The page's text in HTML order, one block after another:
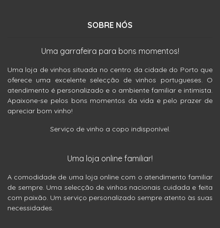
SOBRE NÓS
Uma garrafeira para bons momentos!
Uma loja de vinhos situada no centro da cidade do Porto que
oferece uma excelente selecção de vinhos portugueses. O
atendimento é personalizado e o ambiente familiar e intimista.
Apaixone-se pelos bons momentos da vida e pelo prazer de
apreciar bom vinho!
Serviço de vinho a copo indisponível.
Uma loja online familiar!
A comodidade de uma loja online com o atendimento familiar
de sempre. Uma selecção de vinhos nacionais cuidada e feita
com paixão. Um serviço personalizado sempre atento às suas
necessidades.